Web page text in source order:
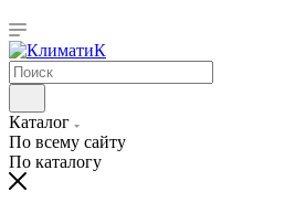
Каталог
По всему сайту
По каталогу